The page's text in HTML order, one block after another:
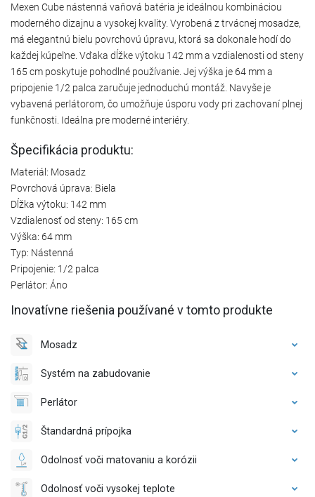
Mexen Cube nástenná vaňová batéria je ideálnou kombináciou
moderného dizajnu a vysokej kvality. Vyrobená z trvácnej mosadze,
má elegantnú bielu povrchovú úpravu, ktorá sa dokonale hodí do
každej kúpeľne. Vďaka dĺžke výtoku 142 mm a vzdialenosti od steny
165 cm poskytuje pohodlné používanie. Jej výška je 64 mm a
pripojenie 1/2 palca zaručuje jednoduchú montáž. Navyše je
vybavená perlátorom, čo umožňuje úsporu vody pri zachovaní plnej
funkčnosti. Ideálna pre moderné interiéry.
Špecifikácia produktu:
Materiál: Mosadz
Povrchová úprava: Biela
Dĺžka výtoku: 142 mm
Vzdialenosť od steny: 165 cm
Výška: 64 mm
Typ: Nástenná
Pripojenie: 1/2 palca
Perlátor: Áno
Inovatívne riešenia používané v tomto produkte
Mosadz
Systém na zabudovanie
Perlátor
Štandardná prípojka
Odolnosť voči matovaniu a korózii
Odolnosť voči vysokej teplote